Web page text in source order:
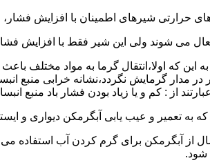
می شوند ولی این شیر فقط با افزایش
این که اولا،انتقال گرما به مواد مختلف
مدار گرمایش نگردد،نشانه خرابی منبع
از : کم و یا زیاد بودن فشار باد منبع
به تعمیر و عیب یابی آبگرمکن دیواری و
از آبگرمکن برای گرم کردن آب استفاده